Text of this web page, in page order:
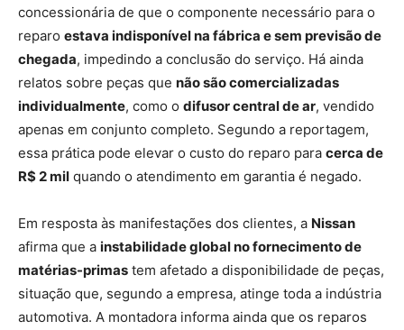
concessionária de que o componente necessário para o
reparo estava indisponível na fábrica e sem previsão de
chegada, impedindo a conclusão do serviço. Há ainda
relatos sobre peças que não são comercializadas
individualmente, como o difusor central de ar, vendido
apenas em conjunto completo. Segundo a reportagem,
essa prática pode elevar o custo do reparo para cerca de
R$ 2 mil quando o atendimento em garantia é negado.
Em resposta às manifestações dos clientes, a Nissan
afirma que a instabilidade global no fornecimento de
matérias-primas tem afetado a disponibilidade de peças,
situação que, segundo a empresa, atinge toda a indústria
automotiva. A montadora informa ainda que os reparos